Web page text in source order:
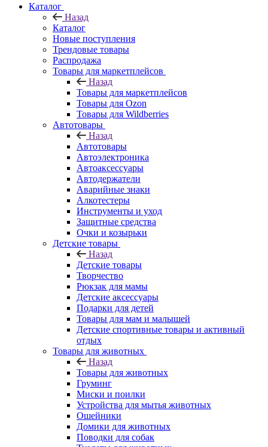
Каталог
Назад
Каталог
Новые поступления
Трендовые товары
Распродажа
Товары для маркетплейсов
Назад
Товары для маркетплейсов
Товары для Ozon
Товары для Wildberries
Автотовары
Назад
Автотовары
Автоэлектроника
Автоаксессуары
Автодержатели
Аварийные знаки
Алкотестеры
Инструменты и уход
Защитные средства
Очки и козырьки
Детские товары
Назад
Детские товары
Творчество
Рюкзак для мамы
Детские аксессуары
Подарки для детей
Товары для мам и малышей
Детские спортивные товары и активный
отдых
Товары для животных
Назад
Товары для животных
Груминг
Миски и поилки
Устройства для мытья животных
Ошейники
Домики для животных
Поводки для собак